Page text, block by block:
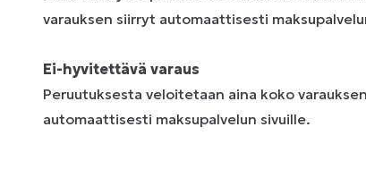
varauksen siirryt automaattisesti
Ei-hyvitettävä varaus
Peruutuksesta veloitetaan aina koko
automaattisesti maksupalvelun sivuille.